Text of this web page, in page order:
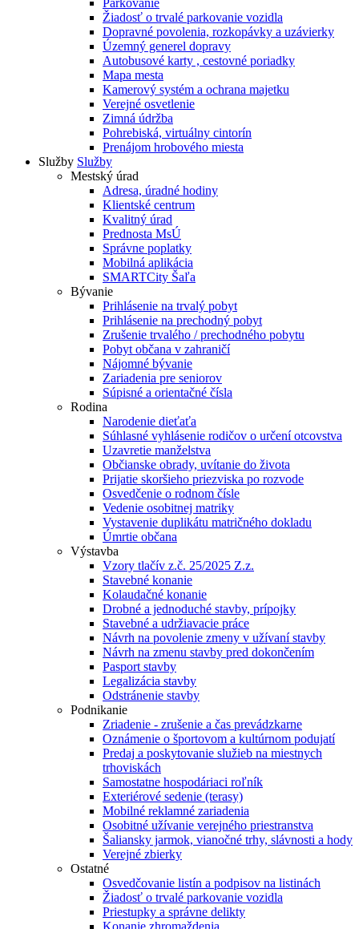
Parkovanie
Žiadosť o trvalé parkovanie vozidla
Dopravné povolenia, rozkopávky a uzávierky
Územný generel dopravy
Autobusové karty , cestovné poriadky
Mapa mesta
Kamerový systém a ochrana majetku
Verejné osvetlenie
Zimná údržba
Pohrebiská, virtuálny cintorín
Prenájom hrobového miesta
Služby Služby
Mestský úrad
Adresa, úradné hodiny
Klientské centrum
Kvalitný úrad
Prednosta MsÚ
Správne poplatky
Mobilná aplikácia
SMARTCity Šaľa
Bývanie
Prihlásenie na trvalý pobyt
Prihlásenie na prechodný pobyt
Zrušenie trvalého / prechodného pobytu
Pobyt občana v zahraničí
Nájomné bývanie
Zariadenia pre seniorov
Súpisné a orientačné čísla
Rodina
Narodenie dieťaťa
Súhlasné vyhlásenie rodičov o určení otcovstva
Uzavretie manželstva
Občianske obrady, uvítanie do života
Prijatie skoršieho priezviska po rozvode
Osvedčenie o rodnom čísle
Vedenie osobitnej matriky
Vystavenie duplikátu matričného dokladu
Úmrtie občana
Výstavba
Vzory tlačív z.č. 25/2025 Z.z.
Stavebné konanie
Kolaudačné konanie
Drobné a jednoduché stavby, prípojky
Stavebné a udržiavacie práce
Návrh na povolenie zmeny v užívaní stavby
Návrh na zmenu stavby pred dokončením
Pasport stavby
Legalizácia stavby
Odstránenie stavby
Podnikanie
Zriadenie - zrušenie a čas prevádzkarne
Oznámenie o športovom a kultúrnom podujatí
Predaj a poskytovanie služieb na miestnych
trhoviskách
Samostatne hospodáriaci roľník
Exteriérové sedenie (terasy)
Mobilné reklamné zariadenia
Osobitné užívanie verejného priestranstva
Šaliansky jarmok, vianočné trhy, slávnosti a hody
Verejné zbierky
Ostatné
Osvedčovanie listín a podpisov na listinách
Žiadosť o trvalé parkovanie vozidla
Priestupky a správne delikty
Konanie zhromaždenia